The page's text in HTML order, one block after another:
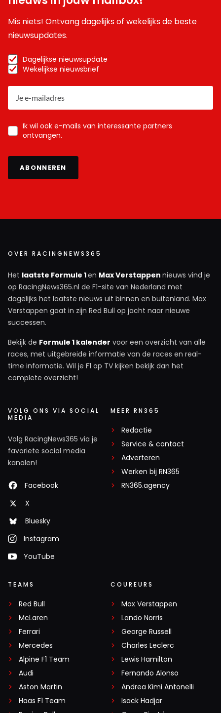
Mis niets! Ontvang dagelijks of wekelijks de beste
nieuwsupdates.
Dagelijkse nieuwsupdate
Wekelijkse nieuwsbrief
Ik wil ook e-mails van interessante partners
ontvangen.
ABONNEREN
OVER RACINGNEWS365
Het laatste Formule 1en Max Verstappen nieuws vind je
op RacingNews365.nl de F1-site van Nederland met
dagelijks het laatste nieuws uit binnen en buitenland. Max
Verstappen gaat in zijn Red Bull op jacht naar nieuwe
successen.
Bekijk de Formule 1 kalender voor een overzicht van alle
races, met uitgebreide informatie van de races en real-
time informatie. Wil je F1 op TV kijken bekijk dan het
complete overzicht!
VOLG ONS VIA SOCIAL
MEDIA
Volg RacingNews365 via je
favoriete social media
kanalen!
Facebook
X
Bluesky
Instagram
YouTube
MEER RN365
Redactie
Service & contact
Adverteren
Werken bij RN365
RN365.agency
TEAMS
Red Bull
McLaren
Ferrari
Mercedes
Alpine F1 Team
Audi
Aston Martin
Haas F1 Team
COUREURS
Max Verstappen
Lando Norris
George Russell
Charles Leclerc
Lewis Hamilton
Fernando Alonso
Andrea Kimi Antonelli
Isack Hadjar